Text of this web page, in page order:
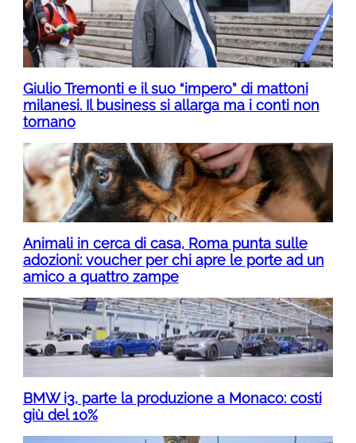
Giulio Tremonti e il suo “impero” di mattoni
milanesi. Il business si allarga ma i conti non
tornano
Animali in cerca di casa, Roma punta sulle
adozioni: voucher per chi apre le porte ad un
amico a quattro zampe
BMW i3, parte la produzione a Monaco: costi
giù del 10%